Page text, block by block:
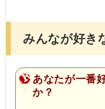
みんなが好き
あなたが一番
か？